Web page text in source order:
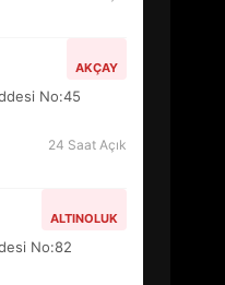
AKÇAY
No:45
24 Saat Açık
ALTINOLUK
No:82
YENİ
ŞEKİLLENDİ?